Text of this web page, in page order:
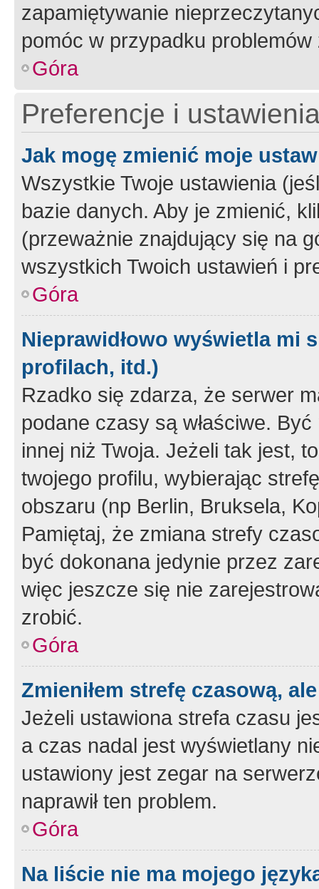
zapamiętywanie
pomóc w przypadku
Góra
Preferencje i
Jak mogę zmienić moje
Wszystkie Twoje ustawienia
bazie danych. Aby je zmienić,
(przeważnie znajdujący się na
wszystkich Twoich ustawień i
Góra
Nieprawidłowo wyświetla mi
profilach, itd.)
Rzadko się zdarza, że serwer
podane czasy są właściwe.
innej niż Twoja. Jeżeli tak jest,
twojego profilu, wybierając
obszaru (np Berlin, Bruksela,
Pamiętaj, że zmiana strefy
być dokonana jedynie przez
więc jeszcze się nie
zrobić.
Góra
Zmieniłem strefę czasową,
Jeżeli ustawiona strefa czasu
a czas nadal jest wyświetlany
ustawiony jest zegar na
naprawił ten problem.
Góra
Na liście nie ma mojego